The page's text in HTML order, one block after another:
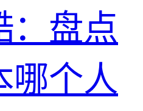
：盘点
哪个人